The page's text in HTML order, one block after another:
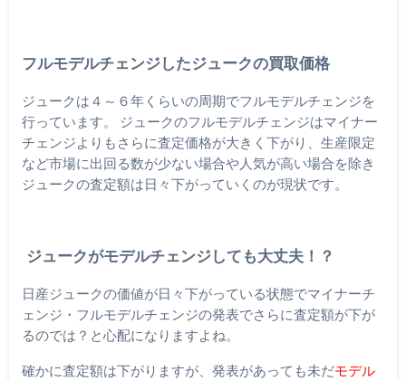
フルモデルチェンジしたジュークの買取価格
ジュークは４～６年くらいの周期でフルモデルチェンジを
行っています。 ジュークのフルモデルチェンジはマイナー
チェンジよりもさらに査定価格が大きく下がり、生産限定
など市場に出回る数が少ない場合や人気が高い場合を除き
ジュークの査定額は日々下がっていくのが現状です。
ジュークがモデルチェンジしても大丈夫！？
日産ジュークの価値が日々下がっている状態でマイナーチ
ェンジ・フルモデルチェンジの発表でさらに査定額が下が
るのでは？と心配になりますよね。
確かに査定額は下がりますが、発表があっても未だモデル